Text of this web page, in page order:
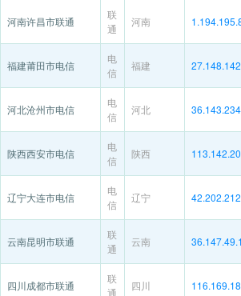
河南许昌市联通
联
通
河南
福建莆田市电信
电
信
福建
河北沧州市电信
电
信
河北
陕西西安市电信
电
信
陕西
辽宁大连市电信
电
信
辽宁
云南昆明市联通
联
通
云南
四川成都市联通
联
通
四川